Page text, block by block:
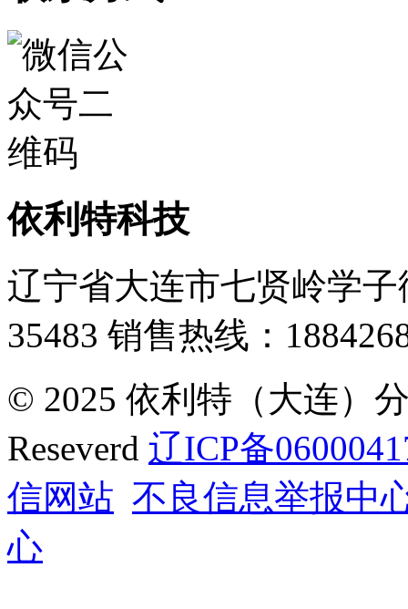
依利特科技
辽宁省大连市七贤岭学子
35483 销售热线：
© 2025 依利特（大连）
Reseverd 辽ICP备
信网站 不良信息举报中
心